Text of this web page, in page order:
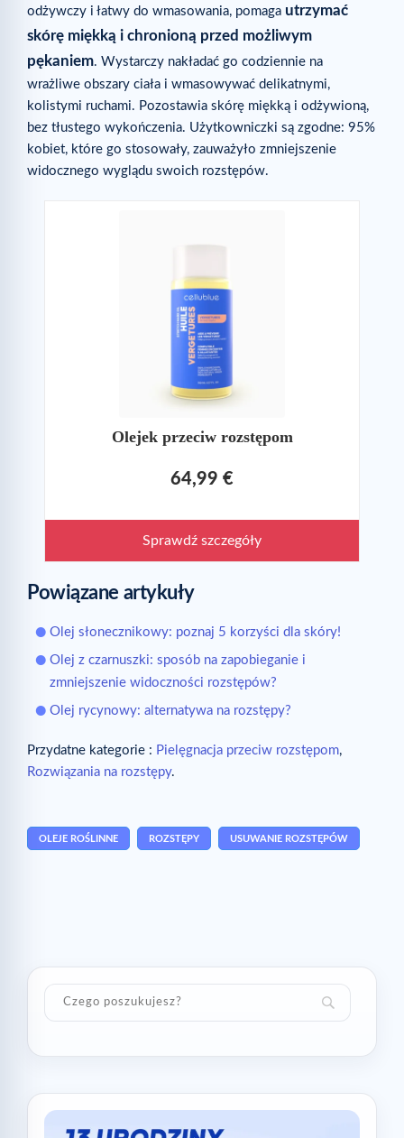
odżywczy i łatwy do wmasowania, pomaga utrzymać
skórę miękką i chronioną przed możliwym
pękaniem. Wystarczy nakładać go codziennie na
wrażliwe obszary ciała i wmasowywać delikatnymi,
kolistymi ruchami. Pozostawia skórę miękką i odżywioną,
bez tłustego wykończenia. Użytkowniczki są zgodne: 95%
kobiet, które go stosowały, zauważyło zmniejszenie
widocznego wyglądu swoich rozstępów.
Olejek przeciw rozstępom
64,99 €
Sprawdź szczegóły
Powiązane artykuły
Olej słonecznikowy: poznaj 5 korzyści dla skóry!
Olej z czarnuszki: sposób na zapobieganie i
zmniejszenie widoczności rozstępów?
Olej rycynowy: alternatywa na rozstępy?
Przydatne kategorie : Pielęgnacja przeciw rozstępom,
Rozwiązania na rozstępy.
OLEJE ROŚLINNE ROZSTĘPY USUWANIE ROZSTĘPÓW